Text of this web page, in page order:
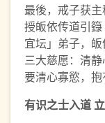
最後，戒子获
授皈依传道引
宜坛」弟子，
三大慈愿：清
要清心寡慾，抱
有识之士入道